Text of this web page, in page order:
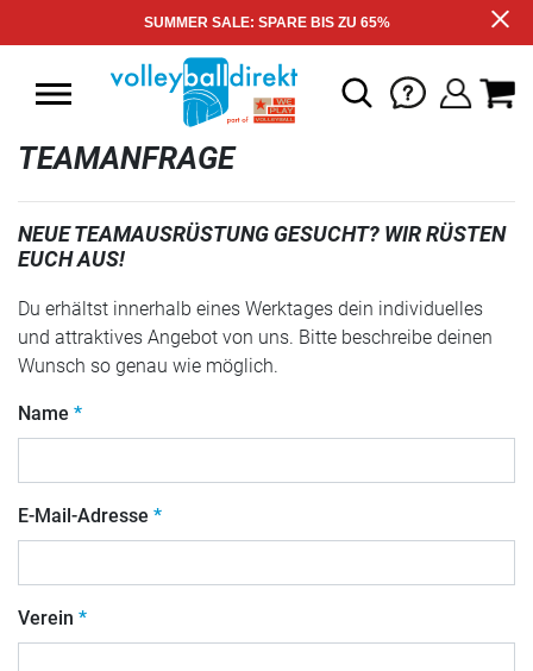
SUMMER SALE: SPARE BIS ZU 65%
TEAMANFRAGE
NEUE TEAMAUSRÜSTUNG GESUCHT? WIR RÜSTEN
EUCH AUS!
Du erhältst innerhalb eines Werktages dein individuelles
und attraktives Angebot von uns. Bitte beschreibe deinen
Wunsch so genau wie möglich.
Name
E-Mail-Adresse
Verein